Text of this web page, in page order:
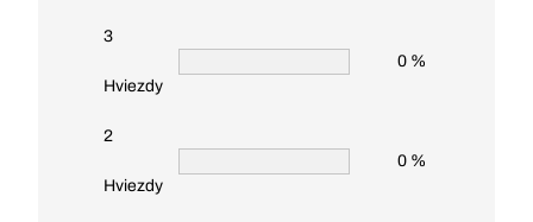
3
Hviezdy
0 %
2
Hviezdy
0 %